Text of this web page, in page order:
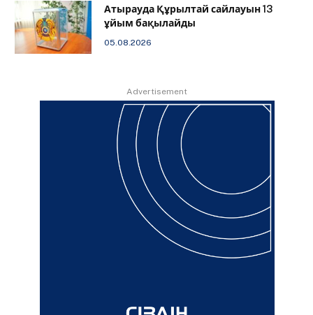
Атырауда Құрылтай сайлауын 13
ұйым бақылайды
05.08.2026
Advertisement